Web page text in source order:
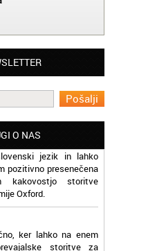
O NAS
zaposlene v Akademiji
profesionalni in
opravljajo hitro in
prevajanje iz
pozitivno presenečena
storitve
Oxford.
ker lahko na enem
storitve za
da se ne morem